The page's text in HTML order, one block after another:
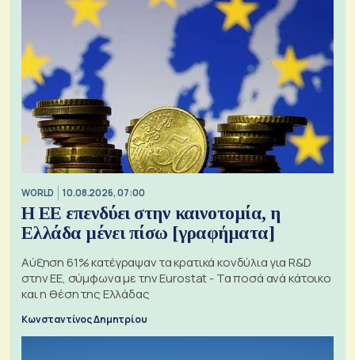
WORLD 10.08.2026, 07:00
Η ΕΕ επενδύει στην καινοτομία, η
Ελλάδα μένει πίσω [γραφήματα]
Αύξηση 61% κατέγραψαν τα κρατικά κονδύλια για R&D
στην ΕΕ, σύμφωνα με την Eurostat - Τα ποσά ανά κάτοικο
και η θέση της Ελλάδας
Κωνσταντίνος Δημητρίου